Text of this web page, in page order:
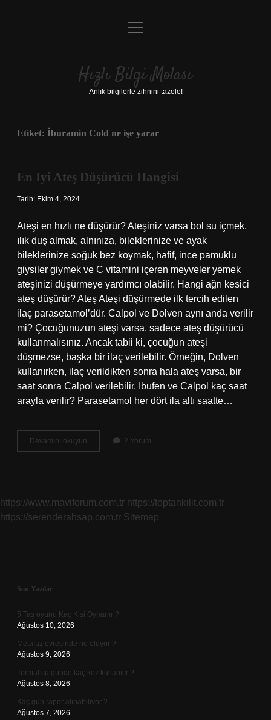
Anasayfa
Yasal Uyarı
menüyü
Hızlı Bilgi Molası
Anlık bilgilerle zihnini tazele!
Etiket: İburamin Cold ne işe yarar
En Iyi Ateş Düşürücü Hangisi
Tarih: Ekim 4, 2024
Ateşi en hızlı ne düşürür? Ateşiniz varsa bol su içmek,
ılık duş almak, alnınıza, bileklerinize ve ayak
bileklerinize soğuk bez koymak, hafif, ince pamuklu
giysiler giymek ve C vitamini içeren meyveler yemek
ateşinizi düşürmeye yardımcı olabilir. Hangi ağrı kesici
ateş düşürür? Ateş Ateşi düşürmede ilk tercih edilen
ilaç parasetamol’dür. Calpol ve Dolven aynı anda verilir
mi? Çocuğunuzun ateşi varsa, sadece ateş düşürücü
kullanmalısınız. Ancak tabii ki, çocuğun ateşi
düşmezse, başka bir ilaç verilebilir. Örneğin, Dolven
kullanırken, ilaç verildikten sonra hala ateş varsa, bir
saat sonra Calpol verilebilir. Ibufen ve Calpol kaç saat
arayla verilir? Parasetamol her dört ila altı saatte…
Devamını okuyun
Iyi
2 Yorum
https://www.maviforum.com.tr https://toptankilit.com.tr
https://serenderahsap.com.tr Sitemap
Sidebar
Son Yazılar
5 Taş oyunu Kaç Kişi Oynanır ?
Ağustos 10, 2026
Metafaz evresinde ne oluyor ?
Ağustos 9, 2026
Termal su günde kaç kez kullanılır ?
Ağustos 8, 2026
Kaç gün rapor alınabiliyor ?
Ağustos 7, 2026